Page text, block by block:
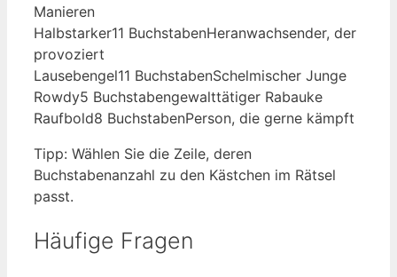
Manieren
Halbstarker11 BuchstabenHeranwachsender, der
provoziert
Lausebengel11 BuchstabenSchelmischer Junge
Rowdy5 Buchstabengewalttätiger Rabauke
Raufbold8 BuchstabenPerson, die gerne kämpft
Tipp: Wählen Sie die Zeile, deren
Buchstabenanzahl zu den Kästchen im Rätsel
passt.
Häufige Fragen